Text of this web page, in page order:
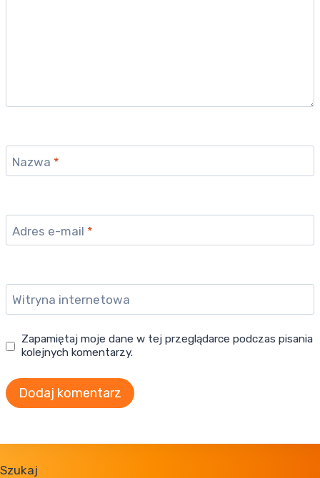
Nazwa *
Adres e-mail *
Witryna internetowa
Zapamiętaj moje dane w tej przeglądarce podczas pisania
kolejnych komentarzy.
Szukaj